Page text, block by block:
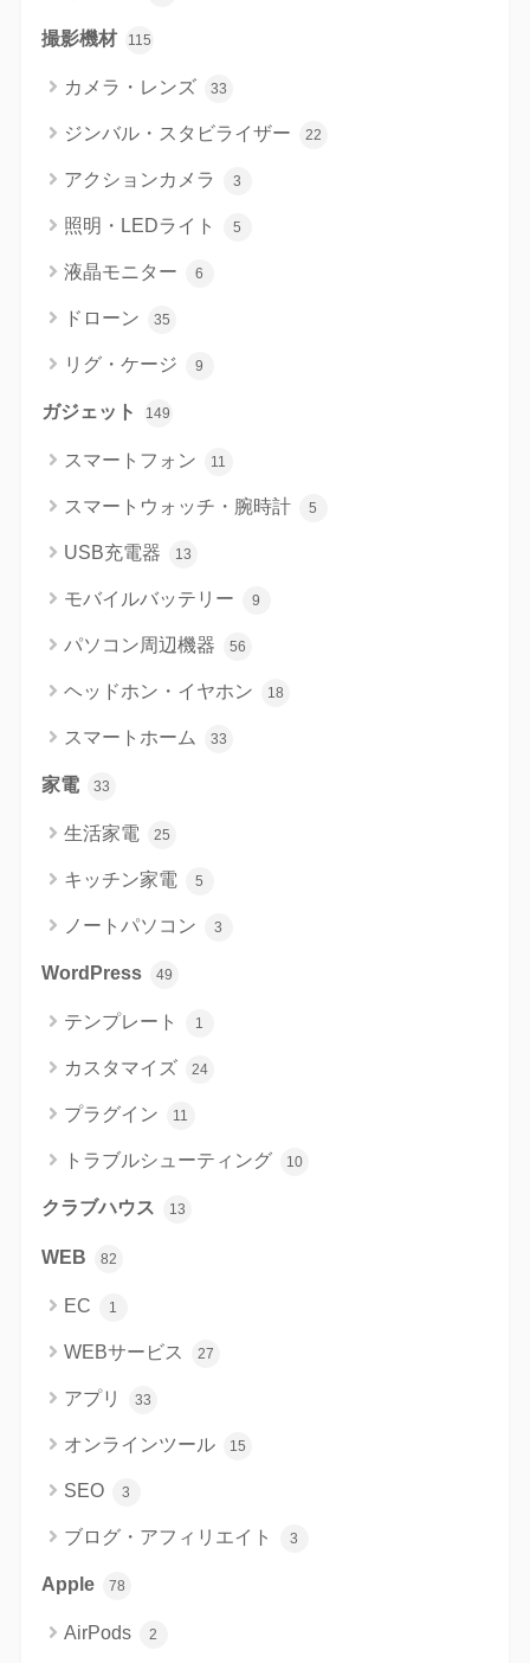
撮影機材 115
カメラ・レンズ 33
ジンバル・スタビライザー 22
アクションカメラ 3
照明・LEDライト 5
液晶モニター 6
ドローン 35
リグ・ケージ 9
ガジェット 149
スマートフォン 11
スマートウォッチ・腕時計 5
USB充電器 13
モバイルバッテリー 9
パソコン周辺機器 56
ヘッドホン・イヤホン 18
スマートホーム 33
家電 33
生活家電 25
キッチン家電 5
ノートパソコン 3
WordPress 49
テンプレート 1
カスタマイズ 24
プラグイン 11
トラブルシューティング 10
クラブハウス 13
WEB 82
EC 1
WEBサービス 27
アプリ 33
オンラインツール 15
SEO 3
ブログ・アフィリエイト 3
Apple 78
AirPods 2